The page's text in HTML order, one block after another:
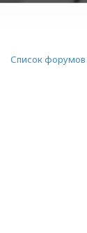
Список форумов